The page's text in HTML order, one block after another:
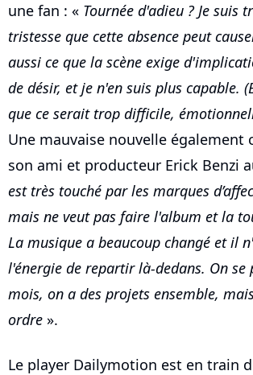
une fan : « Tournée d'adieu ? Je suis
tristesse que cette absence peut
aussi ce que la scène exige
de désir, et je n'en suis plus capable.
que ce serait trop difficile,
Une mauvaise nouvelle également
son ami et producteur Erick Benzi
est très touché par les marques
mais ne veut pas faire l'album et la
La musique a beaucoup changé et il
l'énergie de repartir là-dedans. On se
mois, on a des projets ensemble,
ordre ».
Le player Dailymotion est en train